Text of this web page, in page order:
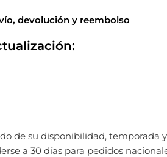
devolución y reembolso
de su disponibilidad, temporada
a 30 días para pedidos